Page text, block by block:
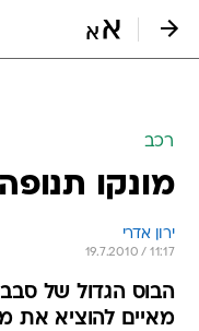
רכב
מונקו תנופה
ירון אדרי
19.7.2010 / 11:17
הבוס הגדול של סבב
מאיים להוציא את